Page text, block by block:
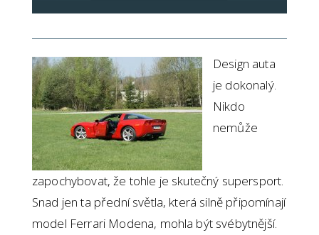
Design auta
je dokonalý.
Nikdo
nemůže
zapochybovat, že tohle je skutečný supersport.
Snad jen ta přední světla, která silně připomínají
model Ferrari Modena, mohla být svébytnější.